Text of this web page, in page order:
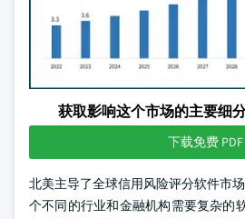
获取影响这个市场的主要细
下载免费 PDF
北美主导了全球信用风险评分软件市
个不同的行业和金融机构需要复杂的